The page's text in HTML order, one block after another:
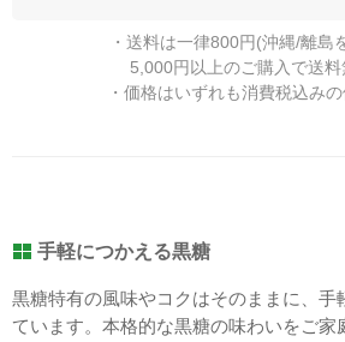
・送料は一律800円(沖縄/離島
5,000円以上のご購入で送料
・価格はいずれも消費税込み
手軽につかえる黒糖
黒糖特有の風味やコクはそのままに、手
ています。本格的な黒糖の味わいをご家